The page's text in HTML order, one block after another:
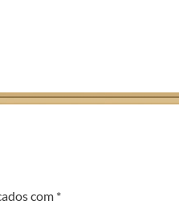
com *